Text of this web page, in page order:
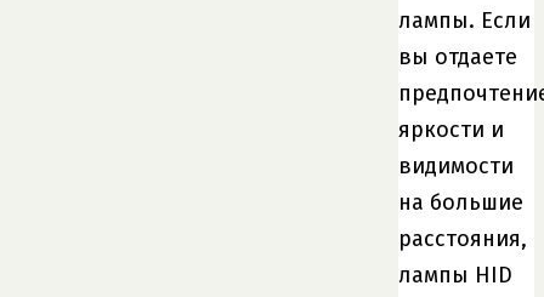
лампы. Если
вы отдаете
яркости и
видимости
на большие
расстояния,
лампы HID